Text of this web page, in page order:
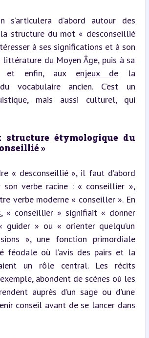
s’articulera d’abord autour des
structure du mot « desconseillié
à ses significations et à son
du Moyen Âge, puis à sa
et enfin, aux enjeux de la
vocabulaire ancien. C’est un
mais aussi culturel, qui
structure étymologique du
»
« desconseillié », il faut d’abord
son verbe racine : « conseillier »,
, « conseillier » signifiait « donner
guider » ou « orienter quelqu’un
», une fonction primordiale
féodale où l’avis des pairs et la
un rôle central. Les récits
abondent de scènes où les
auprès d’un sage ou d’une
conseil avant de se lancer dans